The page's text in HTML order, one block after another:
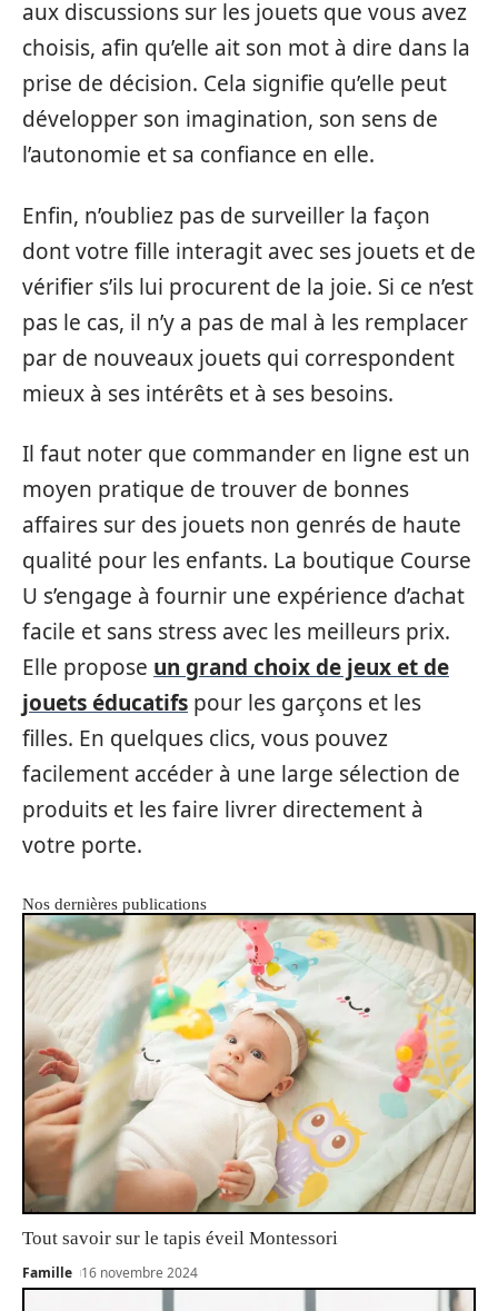
aux discussions sur les jouets que vous avez
choisis, afin qu’elle ait son mot à dire dans la
prise de décision. Cela signifie qu’elle peut
développer son imagination, son sens de
l’autonomie et sa confiance en elle.
Enfin, n’oubliez pas de surveiller la façon
dont votre fille interagit avec ses jouets et de
vérifier s’ils lui procurent de la joie. Si ce n’est
pas le cas, il n’y a pas de mal à les remplacer
par de nouveaux jouets qui correspondent
mieux à ses intérêts et à ses besoins.
Il faut noter que commander en ligne est un
moyen pratique de trouver de bonnes
affaires sur des jouets non genrés de haute
qualité pour les enfants. La boutique Course
U s’engage à fournir une expérience d’achat
facile et sans stress avec les meilleurs prix.
Elle propose un grand choix de jeux et de
jouets éducatifs pour les garçons et les
filles. En quelques clics, vous pouvez
facilement accéder à une large sélection de
produits et les faire livrer directement à
votre porte.
Nos dernières publications
Tout savoir sur le tapis éveil Montessori
Famille 16 novembre 2024